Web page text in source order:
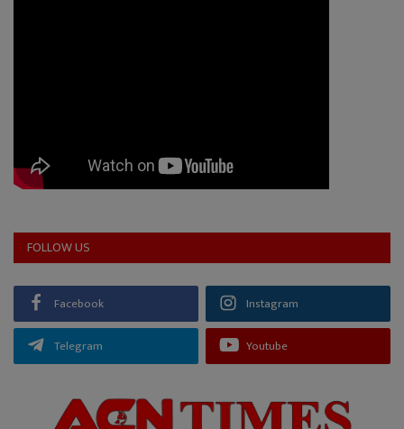
FOLLOW US
Facebook Instagram
Telegram Youtube